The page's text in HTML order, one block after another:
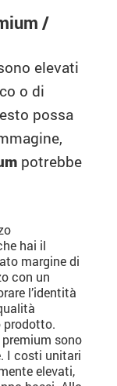
/
elevati
o di
possa
potrebbe
hai il
margine di
con un
l’identità
prodotto.
sono
I costi unitari
elevati,